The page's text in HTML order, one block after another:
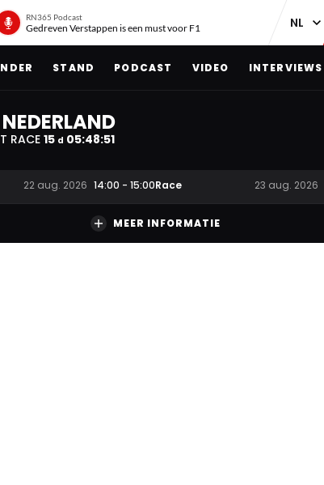
RN365 Podcast
Gedreven Verstappen is een must voor F1
STAND PODCAST VIDEO INTERVIEWS
RACE15 d 05:48:50
22 aug. 2026 14:00 - 15:00Race 23 aug. 2026
MEER INFORMATIE